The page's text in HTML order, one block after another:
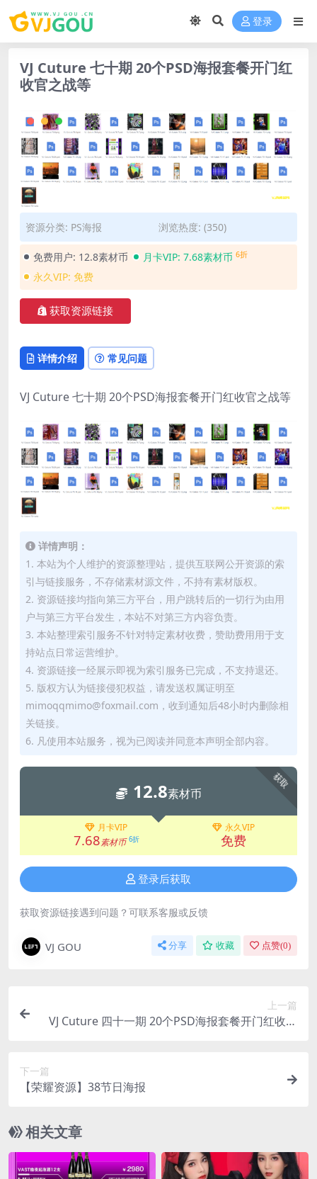
登录
VJ Cuture 七十期 20个PSD海报套餐开门红
收官之战等
资源分类: PS海报 浏览热度: (350)
免费用户: 12.8素材币 月卡VIP: 7.68素材币 6折
永久VIP: 免费
获取资源链接
详情介绍 常见问题
VJ Cuture 七十期 20个PSD海报套餐开门红收官之战等
详情声明：
1. 本站为个人维护的资源整理站，提供互联网公开资源的索
引与链接服务，不存储素材源文件，不持有素材版权。
2. 资源链接均指向第三方平台，用户跳转后的一切行为由用
户与第三方平台发生，本站不对第三方内容负责。
3. 本站整理索引服务不针对特定素材收费，赞助费用用于支
持站点日常运营维护。
4. 资源链接一经展示即视为索引服务已完成，不支持退还。
5. 版权方认为链接侵犯权益，请发送权属证明至
mimoqqmimo@foxmail.com，收到通知后48小时内删除相
关链接。
6. 凡使用本站服务，视为已阅读并同意本声明全部内容。
获取
12.8素材币
月卡VIP
7.68素材币 6折
永久VIP
免费
登录后获取
获取资源链接遇到问题？可联系客服或反馈
VJ GOU 分享 收藏 点赞(0)
上一篇
VJ Cuture 四十一期 20个PSD海报套餐开门红收官
下一篇
【荣耀资源】38节日海报
相关文章